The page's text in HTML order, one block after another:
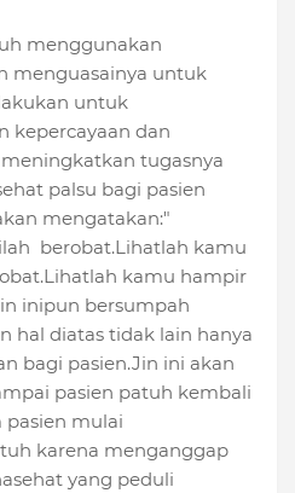
menggunakan
menguasainya untuk
untuk
kepercayaan dan
tugasnya
palsu bagi pasien
mengatakan:"
berobat.Lihatlah kamu
kamu hampir
inipun bersumpah
hal diatas tidak lain hanya
bagi pasien.Jin ini akan
pasien patuh kembali
pasien mulai
karena menganggap
yang peduli